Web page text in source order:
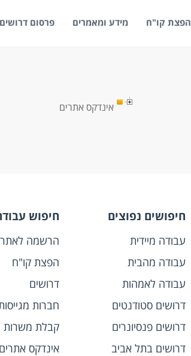
הפצת קו"ח מידע ומאמרים פרסום
אינדקס אתרים
חיפושים נפוצים
עבודה מיידית
עבודה מהבית
עבודה לאמהות
דרושים סטודנטים
דרושים פנסיונרים
דרושים בתל אביב
חיפוש
הרשמה לאתר
הפצת קו"ח
דרושים
חברות
קבלת משרות
אינדקס